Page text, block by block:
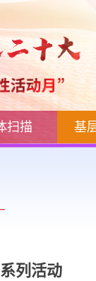
扫描 基
列活动